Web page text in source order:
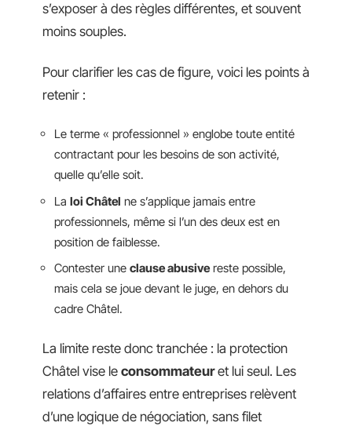
s’exposer à des règles différentes, et souvent
moins souples.
Pour clarifier les cas de figure, voici les points à
retenir :
Le terme « professionnel » englobe toute entité
contractant pour les besoins de son activité,
quelle qu’elle soit.
La loi Châtel ne s’applique jamais entre
professionnels, même si l’un des deux est en
position de faiblesse.
Contester une clause abusive reste possible,
mais cela se joue devant le juge, en dehors du
cadre Châtel.
La limite reste donc tranchée : la protection
Châtel vise le consommateuret lui seul. Les
relations d’affaires entre entreprises relèvent
d’une logique de négociation, sans filet